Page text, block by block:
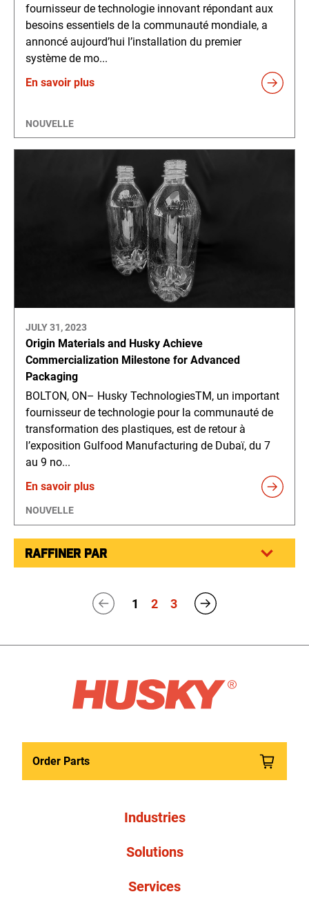
fournisseur de technologie innovant répondant aux
besoins essentiels de la communauté mondiale, a
annoncé aujourd’hui l’installation du premier
système de mo...
En savoir plus
NOUVELLE
JULY 31, 2023
Origin Materials and Husky Achieve
Commercialization Milestone for Advanced
Packaging
BOLTON, ON– Husky TechnologiesTM, un important
fournisseur de technologie pour la communauté de
transformation des plastiques, est de retour à
l’exposition Gulfood Manufacturing de Dubaï, du 7
au 9 no...
En savoir plus
NOUVELLE
RAFFINER PAR
1 2 3
Order Parts
Industries
Solutions
Services